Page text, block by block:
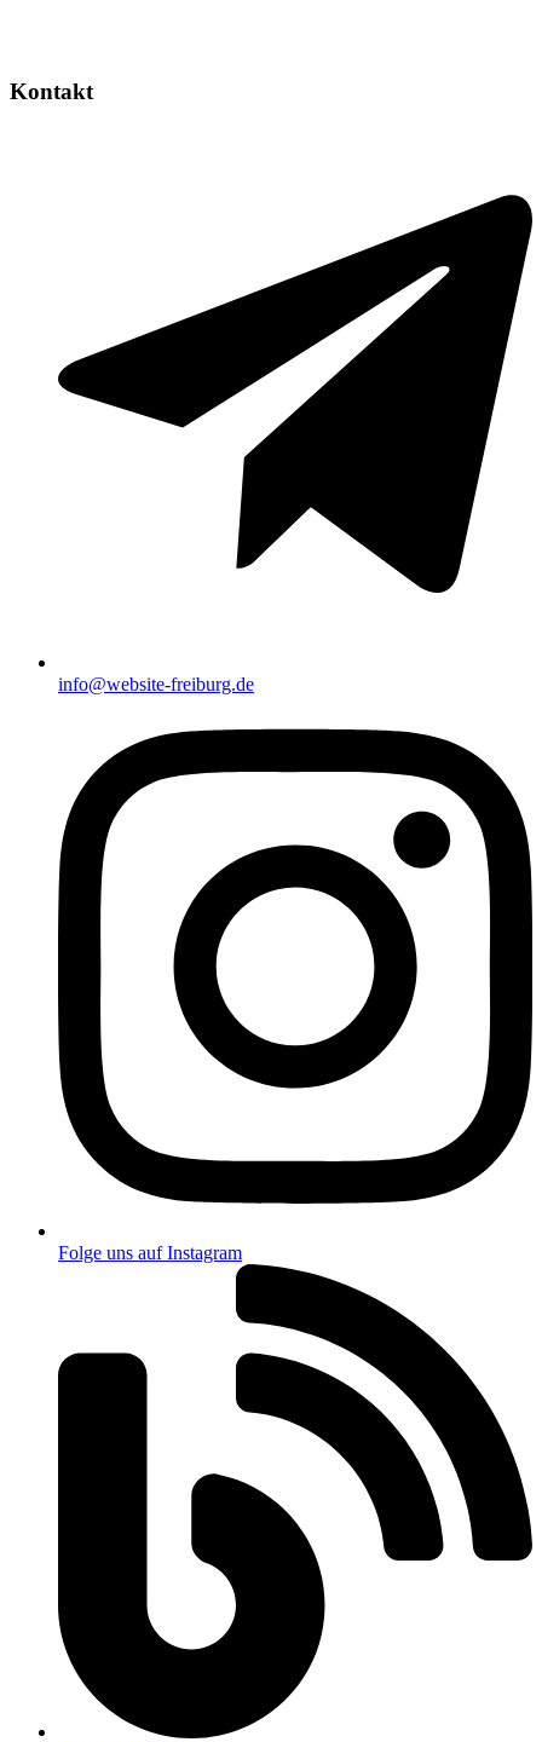
Kontakt
info@website-freiburg.de
Folge uns auf Instagram